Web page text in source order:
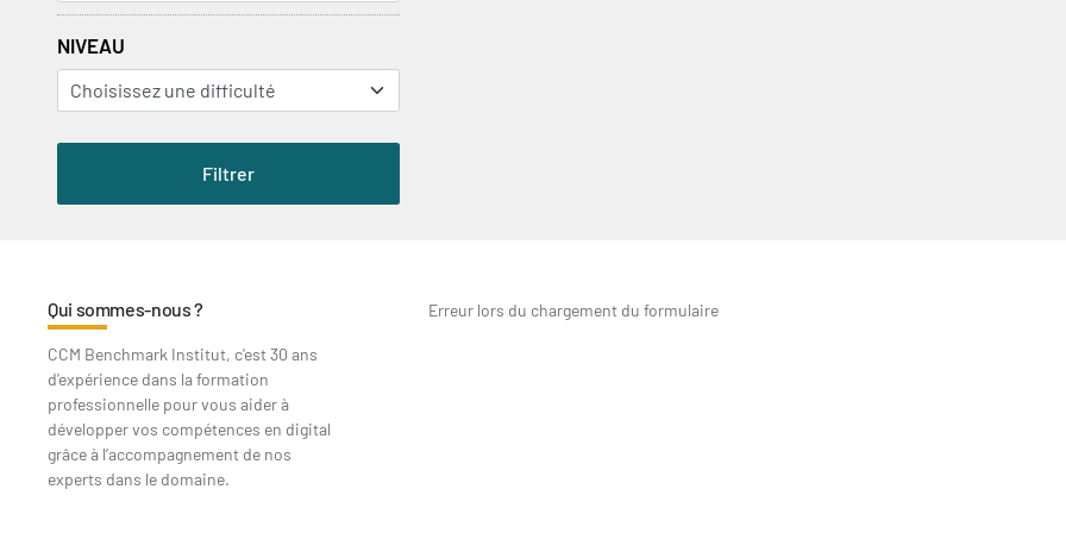
NIVEAU
Qui sommes-nous ?
CCM Benchmark Institut, c'est 30 ans
d'expérience dans la formation
professionnelle pour vous aider à
développer vos compétences en digital
grâce à l’accompagnement de nos
experts dans le domaine.
Erreur lors du chargement du formulaire